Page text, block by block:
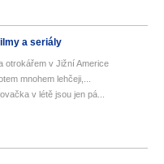
a seriály
otrokářem v Jižní Americe
mnohem lehčeji,...
v létě jsou jen pá...